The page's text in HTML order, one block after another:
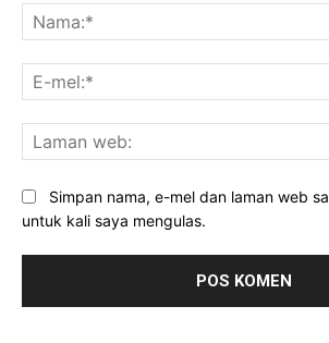
Simpan nama, e-mel dan laman web
untuk kali saya mengulas.